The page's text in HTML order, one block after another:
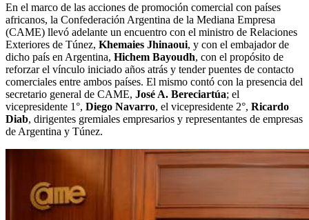
En el marco de las acciones de promoción comercial con países
africanos, la Confederación Argentina de la Mediana Empresa
(CAME) llevó adelante un encuentro con el ministro de Relaciones
Exteriores de Túnez, Khemaies Jhinaoui, y con el embajador de
dicho país en Argentina, Hichem Bayoudh, con el propósito de
reforzar el vínculo iniciado años atrás y tender puentes de contacto
comerciales entre ambos países. El mismo contó con la presencia del
secretario general de CAME, José A. Bereciartúa; el
vicepresidente 1°, Diego Navarro, el vicepresidente 2°, Ricardo
Diab, dirigentes gremiales empresarios y representantes de empresas
de Argentina y Túnez.